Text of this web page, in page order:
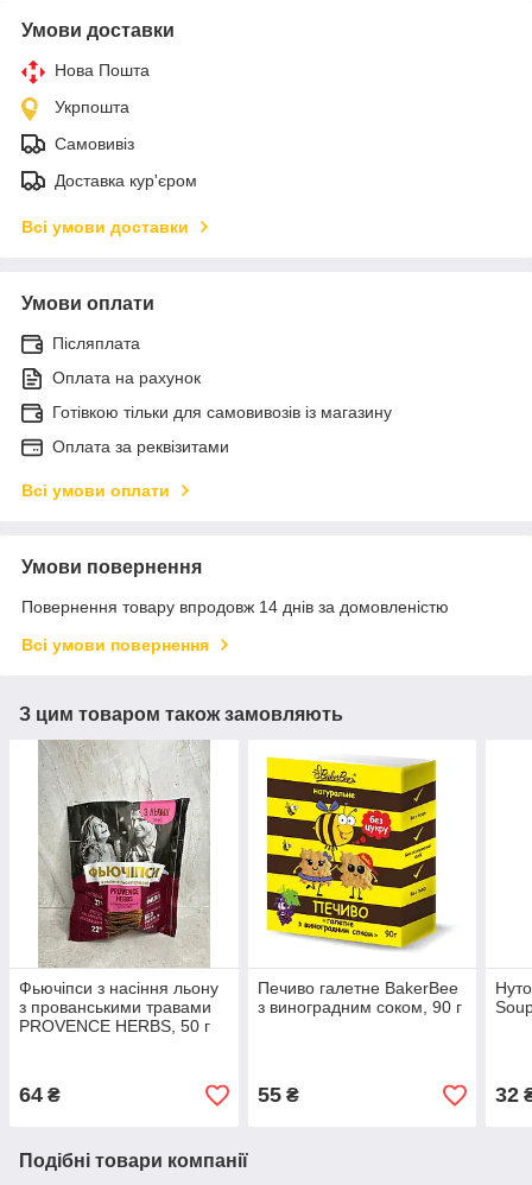
Умови доставки
Нова Пошта
Укрпошта
Самовивіз
Доставка кур'єром
Всі умови доставки
Умови оплати
Післяплата
Оплата на рахунок
Готівкою тільки для самовивозів із магазину
Оплата за реквізитами
Всі умови оплати
Умови повернення
Повернення товару впродовж 14 днів за домовленістю
Всі умови повернення
З цим товаром також замовляють
Фьючіпси з насіння льону
з прованськими травами
PROVENCE HERBS, 50 г
64 ₴
Печиво галетне BakerBee
з виноградним соком, 90 г
55₴ 32
Подібні товари компанії